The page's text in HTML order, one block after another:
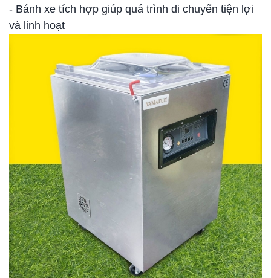
- Bánh xe tích hợp giúp quá trình di chuyển tiện lợi
và linh hoạt